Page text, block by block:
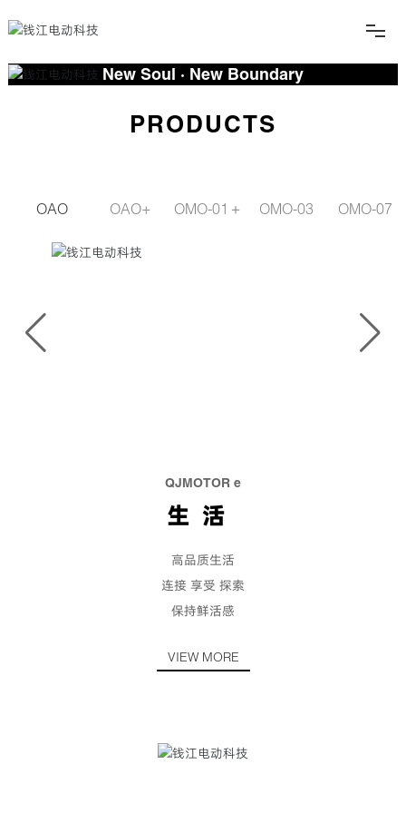
产品
服务
俱乐部
关于
New Soul · New Boundary
New Soul · New Boundary
New Soul · New Boundary
PRODUCTS
OAO OAO+ OMO-01＋ OMO-03 OMO-07
QJMOTOR e
生活
高品质生活
连接 享受 探索
保持鲜活感
VIEW MORE